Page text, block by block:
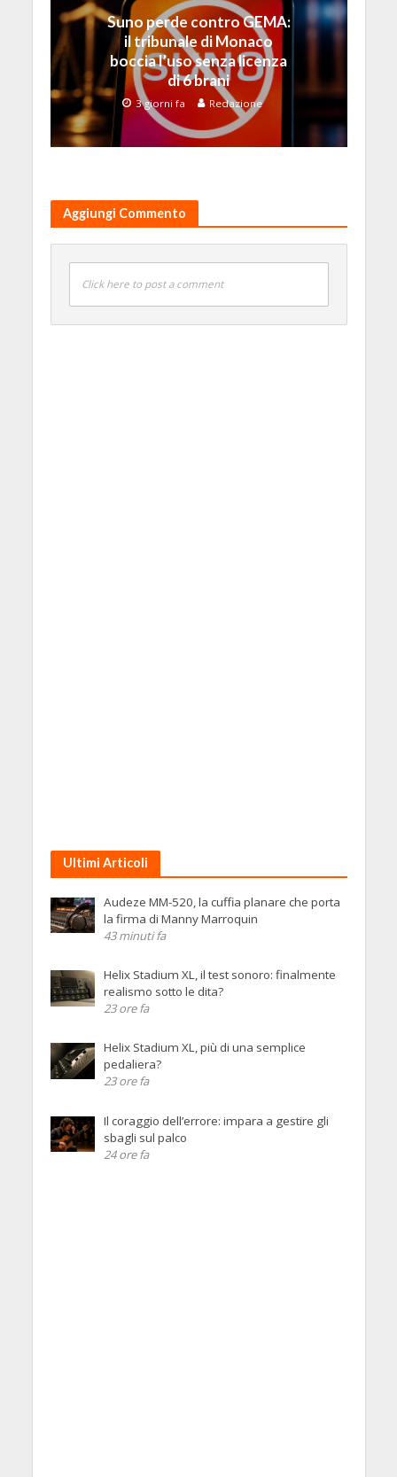
Suno perde contro GEMA:
il tribunale di Monaco
boccia l’uso senza licenza
di 6 brani
3 giorni fa Redazione
Aggiungi Commento
Click here to post a comment
Ultimi Articoli
Audeze MM-520, la cuffia planare che porta
la firma di Manny Marroquin
43 minuti fa
Helix Stadium XL, il test sonoro: finalmente
realismo sotto le dita?
23 ore fa
Helix Stadium XL, più di una semplice
pedaliera?
23 ore fa
Il coraggio dell’errore: impara a gestire gli
sbagli sul palco
24 ore fa